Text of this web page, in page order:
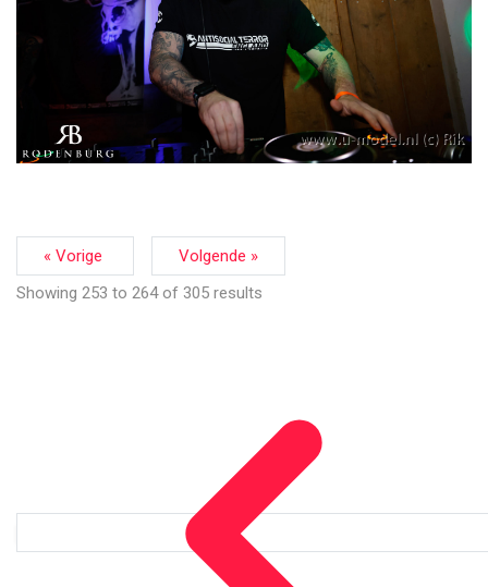
« Vorige
Volgende »
Showing 253 to 264of 305 results